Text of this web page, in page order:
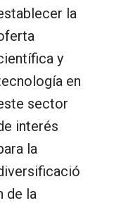
la
y
en
sector
interés
la
de la